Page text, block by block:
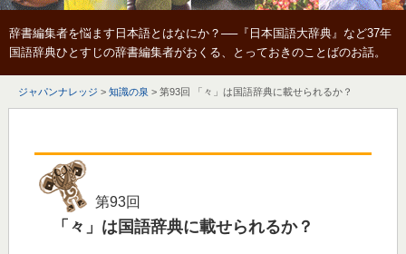
辞書編集者を悩ます日本語とはなにか？──『日本国語大辞典』など37年
国語辞典ひとすじの辞書編集者がおくる、とっておきのことばのお話。
ジャパンナレッジ > 知識の泉 > 第93回 「々」は国語辞典に載せられるか？
第93回
「々」は国語辞典に載せられるか？